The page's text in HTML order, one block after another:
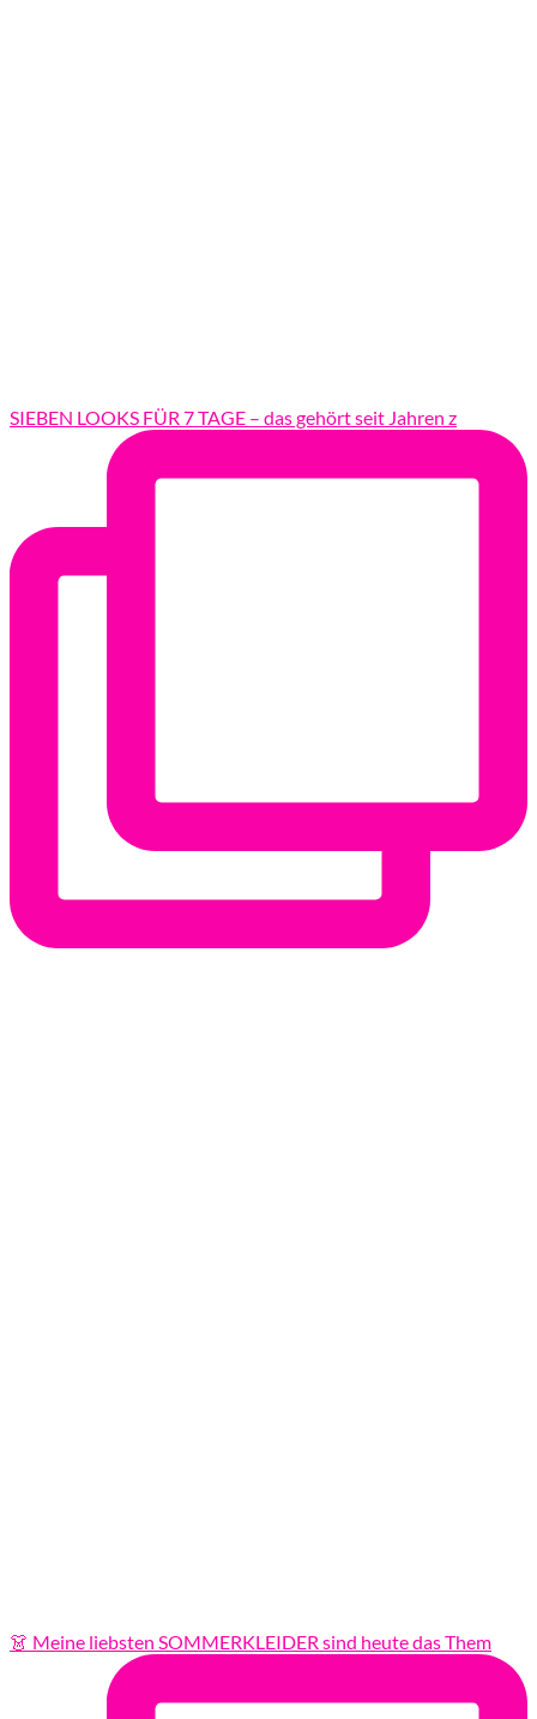
SIEBEN LOOKS FÜR 7 TAGE – das gehört seit Jahren z
👗 Meine liebsten SOMMERKLEIDER sind heute das Them